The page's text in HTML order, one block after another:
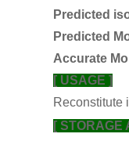
Predicted
Predicted
Accurate
[ USAGE ]
Reconstitute
[ STORAGE